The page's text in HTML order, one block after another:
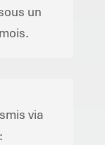
un
via